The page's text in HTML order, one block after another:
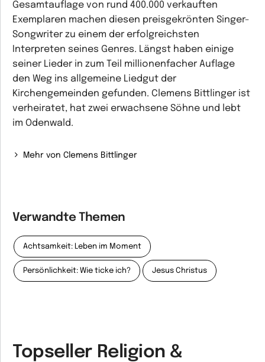
Gesamtauflage von rund 400.000 verkauften
Exemplaren machen diesen preisgekrönten Singer-
Songwriter zu einem der erfolgreichsten
Interpreten seines Genres. Längst haben einige
seiner Lieder in zum Teil millionenfacher Auflage
den Weg ins allgemeine Liedgut der
Kirchengemeinden gefunden. Clemens Bittlinger ist
verheiratet, hat zwei erwachsene Söhne und lebt
im Odenwald.
Mehr von Clemens Bittlinger
Verwandte Themen
Achtsamkeit: Leben im Moment
Persönlichkeit: Wie ticke ich? Jesus Christus
Topseller Religion &